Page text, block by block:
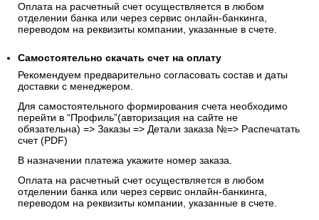
Оплата на расчетный счет осуществляется в любом
отделении банка или через сервис онлайн-банкинга,
переводом на реквизиты компании, указанные в счете.
Самостоятельно скачать счет на оплату
Рекомендуем предварительно согласовать состав и даты
доставки с менеджером.
Для самостоятельного формирования счета необходимо
перейти в “Профиль”(авторизация на сайте не
обязательна) => Заказы => Детали заказа №=> Распечатать
счет (PDF)
В назначении платежа укажите номер заказа.
Оплата на расчетный счет осуществляется в любом
отделении банка или через сервис онлайн-банкинга,
переводом на реквизиты компании, указанные в счете.